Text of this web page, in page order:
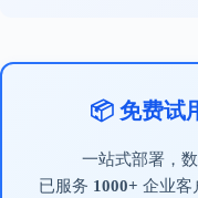
📦 免费试
一站式部署，
已服务 1000+ 企业客